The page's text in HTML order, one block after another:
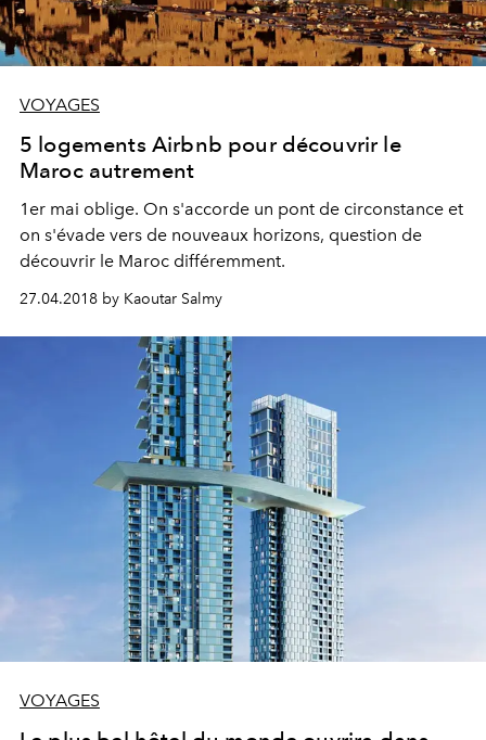
VOYAGES
5 logements Airbnb pour découvrir le
Maroc autrement
1er mai oblige. On s'accorde un pont de circonstance et
on s'évade vers de nouveaux horizons, question de
découvrir le Maroc différemment.
27.04.2018 by Kaoutar Salmy
VOYAGES